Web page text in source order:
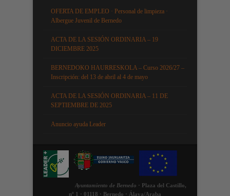
OFERTA DE EMPLEO · Personal de limpieza ·
Albergue Juvenil de Bernedo
ACTA DE LA SESIÓN ORDINARIA – 19
DICIEMBRE 2025
BERNEDOKO HAURRESKOLA – Curso 2026/27 –
Inscripción: del 13 de abril al 4 de mayo
ACTA DE LA SESIÓN ORDINARIA – 11 DE
SEPTIEMBRE DE 2025
Anuncio ayuda Leader
Ayuntamiento de Bernedo · Plaza del Castillo,
nº 1 · 01118 · Bernedo · Álava/Araba